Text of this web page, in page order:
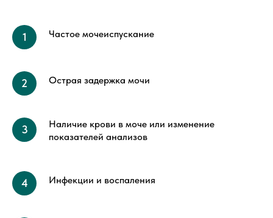
Частое мочеиспускание
Острая задержка мочи
Наличие крови в моче или изменение
показателей анализов
Инфекции и воспаления